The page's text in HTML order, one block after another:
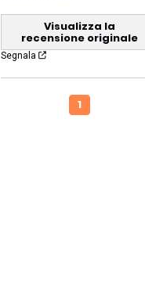
Visualizza la
recensione originale
Segnala
1